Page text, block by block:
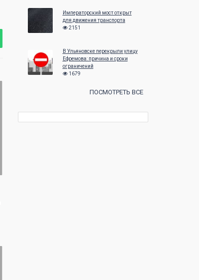
Императорский мост открыт
для движения транспорта
2151
В Ульяновске перекрыли улицу
Ефремова: причина и сроки
ограничений
1679
ПОСМОТРЕТЬ ВСЕ